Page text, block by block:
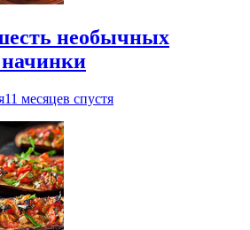
необычных
11 месяцев спустя